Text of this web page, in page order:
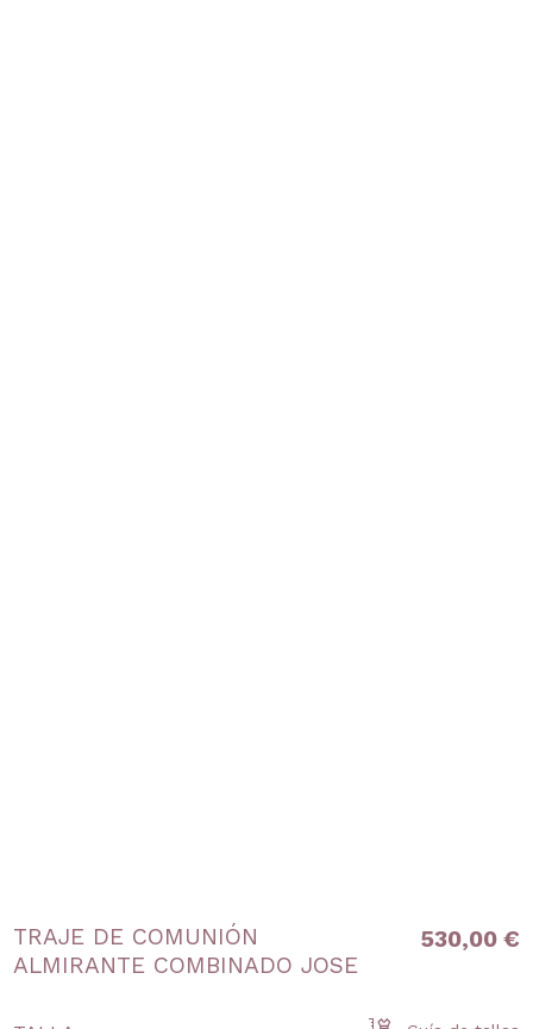
TRAJE DE COMUNIÓN
ALMIRANTE COMBINADO JOSE
530,00 €